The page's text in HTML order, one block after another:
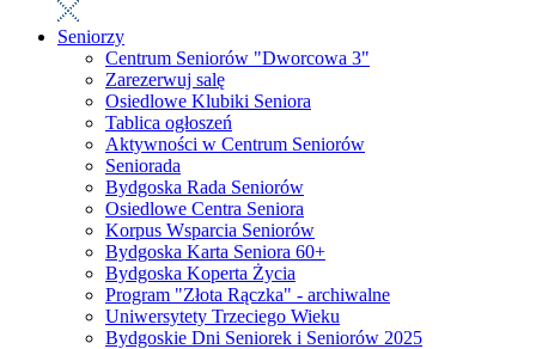
Seniorzy
Centrum Seniorów "Dworcowa 3"
Zarezerwuj salę
Osiedlowe Klubiki Seniora
Tablica ogłoszeń
Aktywności w Centrum Seniorów
Seniorada
Bydgoska Rada Seniorów
Osiedlowe Centra Seniora
Korpus Wsparcia Seniorów
Bydgoska Karta Seniora 60+
Bydgoska Koperta Życia
Program "Złota Rączka" - archiwalne
Uniwersytety Trzeciego Wieku
Bydgoskie Dni Seniorek i Seniorów 2025